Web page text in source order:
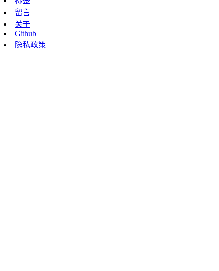
留言
关于
Github
隐私政策